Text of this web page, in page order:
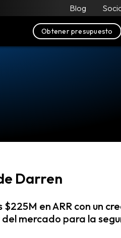
Blog
Obtener presupuesto
Darren
$225M en ARR con un
mercado para la